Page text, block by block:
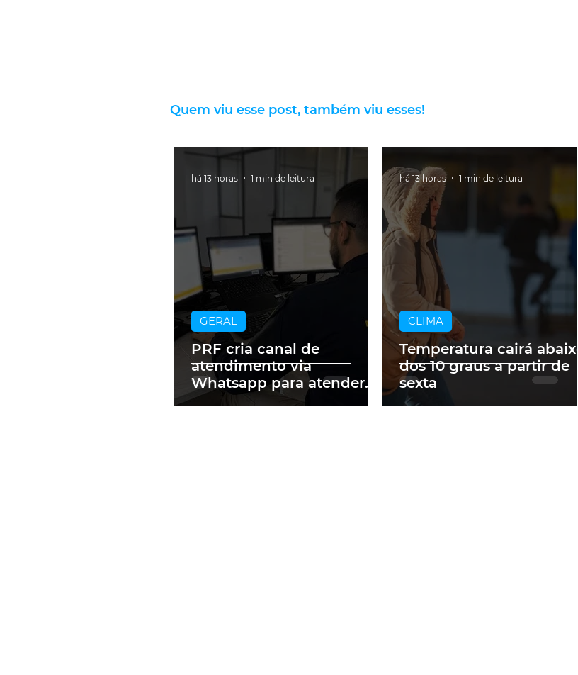
Quem viu esse post, também viu esses!
PRF cria canal de
atendimento via
Whatsapp para atender
motoristas multados no
GERAL
há 13 horas 1 min de leitura
Temperatura cairá abaixo
dos 10 graus a partir de
sexta
CLIMA
há 13 horas 1 min de leitura